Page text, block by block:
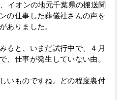
イオンの地元千葉県の搬送関
の仕事した葬儀社さんの声を
ありました。
ると、いまだ試行中で、４月
、仕事が発生していない由。
いものですね。どの程度裏付